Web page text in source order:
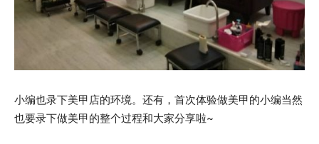
小编也录下美甲店的环境。还有，首次体验做美甲的小编当然
也要录下做美甲的整个过程和大家分享啦~